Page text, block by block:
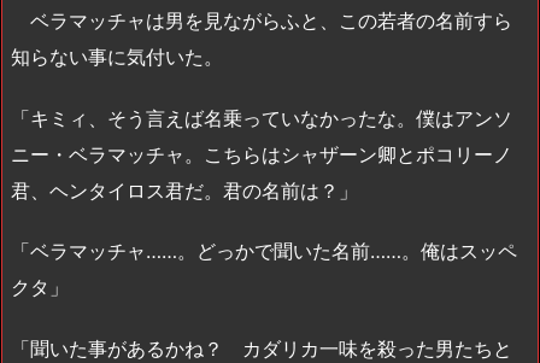
ベラマッチャは男を見ながらふと、この若者の名前すら
知らない事に気付いた。
「キミィ、そう言えば名乗っていなかったな。僕はアンソ
ニー・ベラマッチャ。こちらはシャザーン卿とポコリーノ
君、ヘンタイロス君だ。君の名前は？」
「ベラマッチャ……。どっかで聞いた名前……。俺はスッペ
クタ」
「聞いた事があるかね？ カダリカ一味を殺った男たちと